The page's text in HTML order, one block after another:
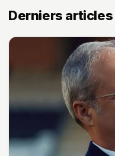
Derniers articles